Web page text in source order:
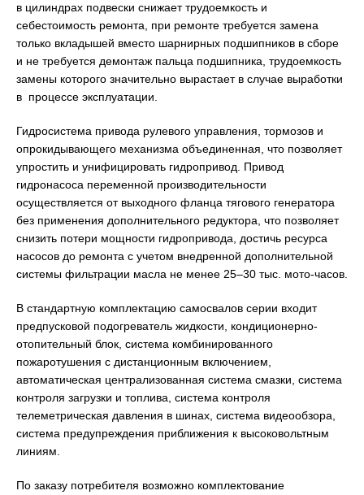
в цилиндрах подвески снижает трудоемкость и
себестоимость ремонта, при ремонте требуется замена
только вкладышей вместо шарнирных подшипников в сборе
и не требуется демонтаж пальца подшипника, трудоемкость
замены которого значительно вырастает в случае выработки
в процессе эксплуатации.
Гидросистема привода рулевого управления, тормозов и
опрокидывающего механизма объединенная, что позволяет
упростить и унифицировать гидропривод. Привод
гидронасоса переменной производительности
осуществляется от выходного фланца тягового генератора
без применения дополнительного редуктора, что позволяет
снизить потери мощности гидропривода, достичь ресурса
насосов до ремонта с учетом внедренной дополнительной
системы фильтрации масла не менее 25–30 тыс. мото-часов.
В стандартную комплектацию самосвалов серии входит
предпусковой подогреватель жидкости, кондиционерно-
отопительный блок, система комбинированного
пожаротушения с дистанционным включением,
автоматическая централизованная система смазки, система
контроля загрузки и топлива, система контроля
телеметрическая давления в шинах, система видеообзора,
система предупреждения приближения к высоковольтным
линиям.
По заказу потребителя возможно комплектование